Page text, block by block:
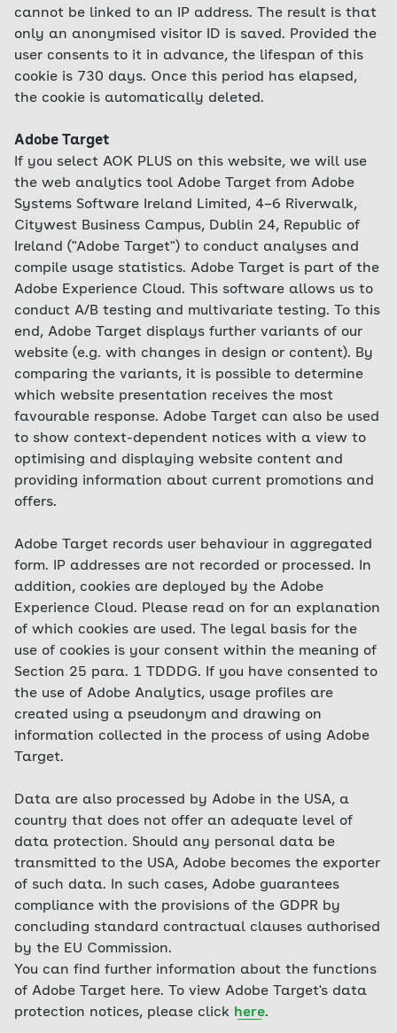
cannot be linked to an IP address. The result is that
only an anonymised visitor ID is saved. Provided the
user consents to it in advance, the lifespan of this
cookie is 730 days. Once this period has elapsed,
the cookie is automatically deleted.
Adobe Target
If you select AOK PLUS on this website, we will use
the web analytics tool Adobe Target from Adobe
Systems Software Ireland Limited, 4–6 Riverwalk,
Citywest Business Campus, Dublin 24, Republic of
Ireland ("Adobe Target") to conduct analyses and
compile usage statistics. Adobe Target is part of the
Adobe Experience Cloud. This software allows us to
conduct A/B testing and multivariate testing. To this
end, Adobe Target displays further variants of our
website (e.g. with changes in design or content). By
comparing the variants, it is possible to determine
which website presentation receives the most
favourable response. Adobe Target can also be used
to show context-dependent notices with a view to
optimising and displaying website content and
providing information about current promotions and
offers.
Adobe Target records user behaviour in aggregated
form. IP addresses are not recorded or processed. In
addition, cookies are deployed by the Adobe
Experience Cloud. Please read on for an explanation
of which cookies are used. The legal basis for the
use of cookies is your consent within the meaning of
Section 25 para. 1 TDDDG. If you have consented to
the use of Adobe Analytics, usage profiles are
created using a pseudonym and drawing on
information collected in the process of using Adobe
Target.
Data are also processed by Adobe in the USA, a
country that does not offer an adequate level of
data protection. Should any personal data be
transmitted to the USA, Adobe becomes the exporter
of such data. In such cases, Adobe guarantees
compliance with the provisions of the GDPR by
concluding standard contractual clauses authorised
by the EU Commission.
You can find further information about the functions
of Adobe Target here. To view Adobe Target's data
protection notices, please click here.